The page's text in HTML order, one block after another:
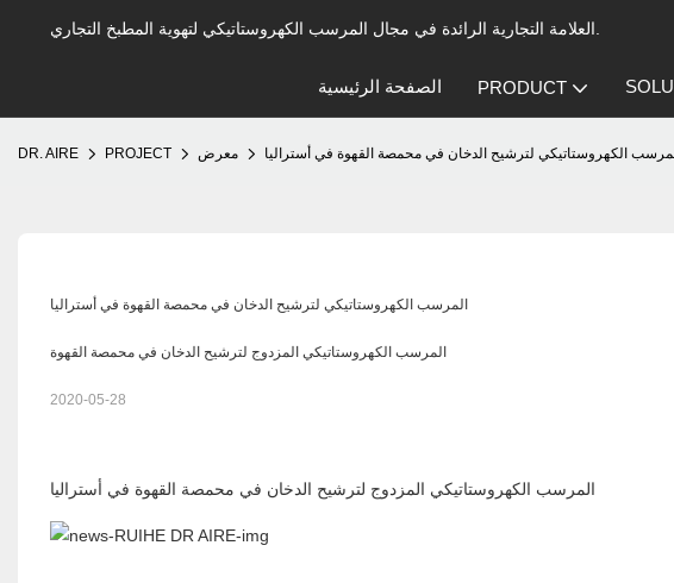
الصفحة الرئيسية PRODUCT
DR. AIRE PROJECT معرض الكهروستاتيكي لترشيح الدخان في محمصة القهوة في أستراليا
المرسب الكهروستاتيكي لترشيح الدخان في محمصة القهوة في أستراليا
المرسب الكهروستاتيكي المزدوج لترشيح الدخان في محمصة القهوة
2020-05-28